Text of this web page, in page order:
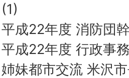
(1)
平成22年度 消防団
平成22年度 行政事
姉妹都市交流 米沢